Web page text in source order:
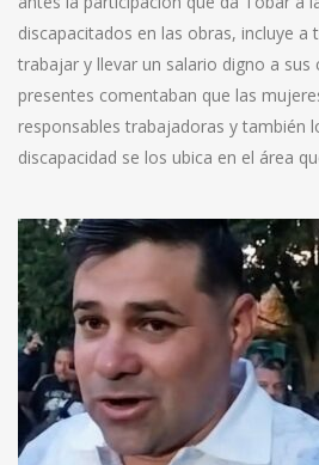
discapacitados en las obras, incluye a
trabajar y llevar un salario digno a sus
presentes comentaban que las
responsables trabajadoras y también
discapacidad se los ubica en el área